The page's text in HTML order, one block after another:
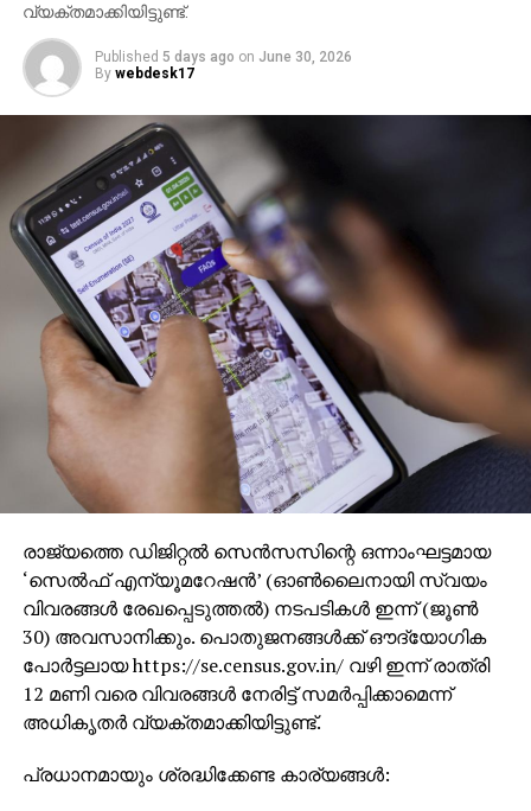
വ്യക്തമാക്കിയിട്ടുണ്ട്.
Published 5 days ago on June 30, 2026
By webdesk17
രാജ്യത്തെ ഡിജിറ്റല്‍ സെന്‍സസിന്റെ ഒന്നാംഘട്ടമായ
‘സെല്‍ഫ് എന്യൂമറേഷന്‍’ (ഓണ്‍ലൈനായി സ്വയം
വിവരങ്ങള്‍ രേഖപ്പെടുത്തല്‍) നടപടികള്‍ ഇന്ന് (ജൂണ്‍
30) അവസാനിക്കും. പൊതുജനങ്ങള്‍ക്ക് ഔദ്യോഗിക
പോര്‍ട്ടലായ https://se.census.gov.in/ വഴി ഇന്ന് രാത്രി
12 മണി വരെ വിവരങ്ങള്‍ നേരിട്ട് സമര്‍പ്പിക്കാമെന്ന്
അധികൃതര്‍ വ്യക്തമാക്കിയിട്ടുണ്ട്.
പ്രധാനമായും ശ്രദ്ധിക്കേണ്ട കാര്യങ്ങള്‍: